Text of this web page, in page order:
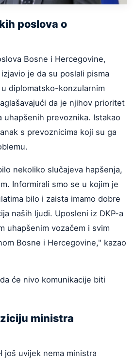
poslova o
Bosne i Hercegovine,
je da su poslali pisma
diplomatsko-konzularnim
da je njihov prioritet
uhapšenih prevoznika. Istakao
s prevoznicima koji su ga
nekoliko slučajeva hapšenja,
Informirali smo se u kojim je
bilo i zaista imamo dobre
naših ljudi. Uposleni iz DKP-a
uhapšenim vozačem i svim
Bosne i Hercegovine," kazao
će nivo komunikacije biti
ministra
još uvijek nema ministra